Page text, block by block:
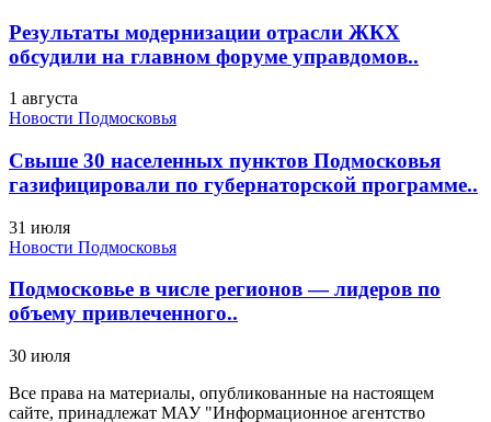
Результаты модернизации отрасли ЖКХ
обсудили на главном форуме управдомов..
1 августа
Новости Подмосковья
Свыше 30 населенных пунктов Подмосковья
газифицировали по губернаторской программе..
31 июля
Новости Подмосковья
Подмосковье в числе регионов — лидеров по
объему привлеченного..
30 июля
Все права на материалы, опубликованные на настоящем
сайте, принадлежат МАУ "Информационное агентство